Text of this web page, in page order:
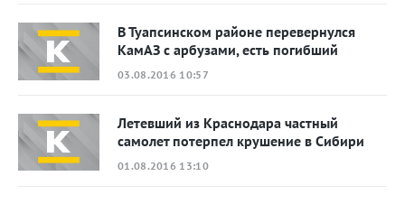
В Туапсинском районе перевернулся
КамАЗ с арбузами, есть погибший
03.08.2016 10:57
Летевший из Краснодара частный
самолет потерпел крушение в Сибири
01.08.2016 13:10